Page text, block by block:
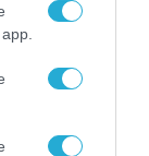
στην